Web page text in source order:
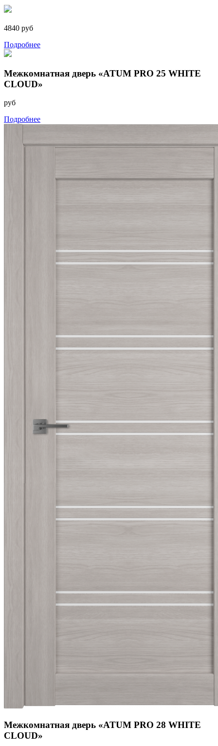
4840 руб
Подробнее
Межкомнатная дверь «ATUM PRO 25 WHITE
CLOUD»
руб
Подробнее
Межкомнатная дверь «ATUM PRO 28 WHITE
CLOUD»